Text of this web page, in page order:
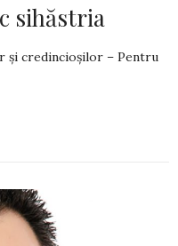
sihăstria
și credincioșilor – Pentru